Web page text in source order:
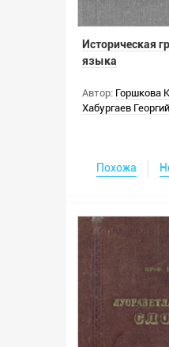
Историческая
языка
Автор: Горшкова
Хабургаев
Похожа